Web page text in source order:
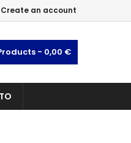
Create an account
- 0,00 €